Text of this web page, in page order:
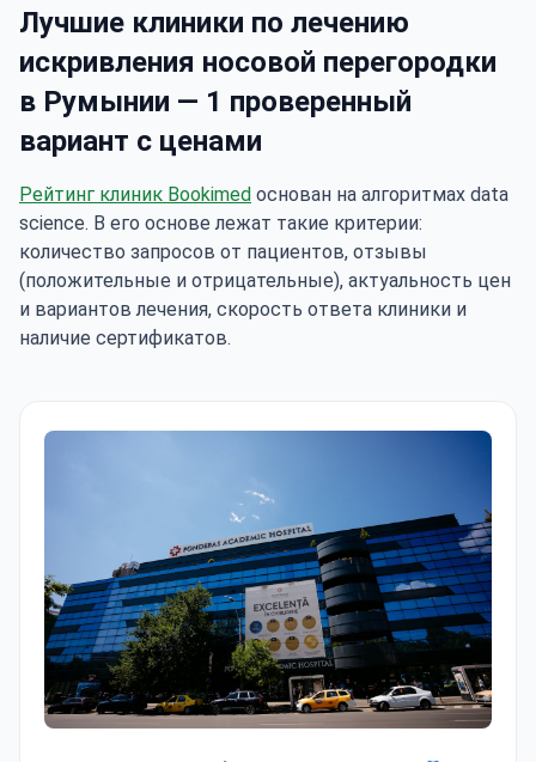
Лучшие клиники по лечению
искривления носовой перегородки
в Румынии — 1 проверенный
вариант с ценами
Рейтинг клиник Bookimed основан на алгоритмах data
science. В его основе лежат такие критерии:
количество запросов от пациентов, отзывы
(положительные и отрицательные), актуальность цен
и вариантов лечения, скорость ответа клиники и
наличие сертификатов.